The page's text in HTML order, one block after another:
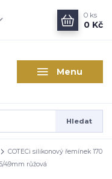
Menu
Hledat
0 ks
0 Kč
COTECi silikonový řemínek 170
49mm růžová